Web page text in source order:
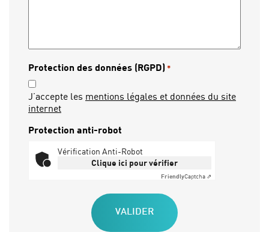
Protection des données (RGPD) *
J’accepte les mentions légales et données du site
internet
Protection anti-robot
Vérification Anti-Robot
Clique ici pour vérifier
FriendlyCaptcha ⇗